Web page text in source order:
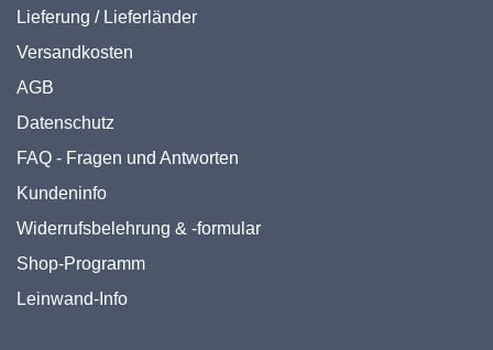
Lieferung / Lieferländer
Versandkosten
AGB
Datenschutz
FAQ - Fragen und Antworten
Kundeninfo
Widerrufsbelehrung & -formular
Shop-Programm
Leinwand-Info